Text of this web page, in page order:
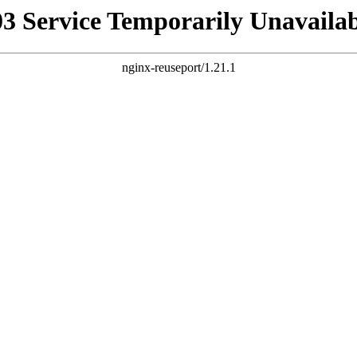
Service Temporarily
nginx-reuseport/1.21.1